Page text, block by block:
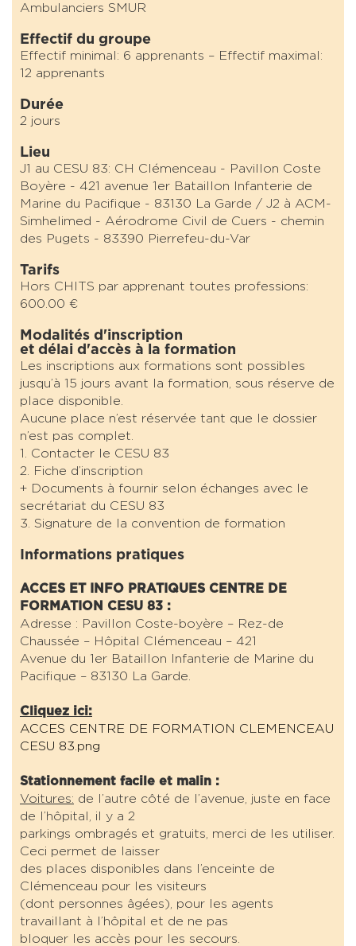
Ambulanciers SMUR
Effectif du groupe
Effectif minimal: 6 apprenants – Effectif maximal:
12 apprenants
Durée
2 jours
Lieu
J1 au CESU 83: CH Clémenceau - Pavillon Coste
Boyère - 421 avenue 1er Bataillon Infanterie de
Marine du Pacifique - 83130 La Garde / J2 à ACM-
Simhelimed - Aérodrome Civil de Cuers - chemin
des Pugets - 83390 Pierrefeu-du-Var
Tarifs
Hors CHITS par apprenant toutes professions:
600.00 €
Modalités d'inscription
et délai d'accès à la formation
Les inscriptions aux formations sont possibles
jusqu’à 15 jours avant la formation, sous réserve de
place disponible.
Aucune place n’est réservée tant que le dossier
n’est pas complet.
1. Contacter le CESU 83
2. Fiche d’inscription
+ Documents à fournir selon échanges avec le
secrétariat du CESU 83
3. Signature de la convention de formation
Informations pratiques
ACCES ET INFO PRATIQUES CENTRE DE
FORMATION CESU 83 :
Adresse : Pavillon Coste-boyère – Rez-de
Chaussée – Hôpital Clémenceau – 421
Avenue du 1er Bataillon Infanterie de Marine du
Pacifique – 83130 La Garde.
Cliquez ici:
ACCES CENTRE DE FORMATION CLEMENCEAU
CESU 83.png
Stationnement facile et malin :
Voitures: de l’autre côté de l’avenue, juste en face
de l’hôpital, il y a 2
parkings ombragés et gratuits, merci de les utiliser.
Ceci permet de laisser
des places disponibles dans l’enceinte de
Clémenceau pour les visiteurs
(dont personnes âgées), pour les agents
travaillant à l’hôpital et de ne pas
bloquer les accès pour les secours.